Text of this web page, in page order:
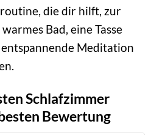
die dir hilft, zur
Bad, eine Tasse
Meditation
Schlafzimmer
Bewertung